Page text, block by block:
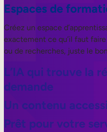
Espaces de
Créez un espace
exactement ce qu’il faut faire
ou de recherches, juste le
L’IA qui trouve la
demande
Un contenu
Prêt pour votre